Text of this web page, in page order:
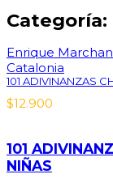
Categoría:
Enrique
Catalonia
101 ADIVINANZAS
$12.900
101
NIÑAS